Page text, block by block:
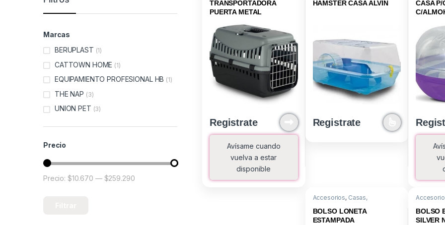
TRANSPORTADORA
PUERTA METAL
Registrate
Avísame cuando
vuelva a estar
disponible
HAMSTER CASA ALVIN
Registrate
CASA P/
C/
Accesorios, Casas,
Transportadoras y Bolsos
BOLSO LONETA
ESTAMPADA
BOLSO
SILVER
Marcas
BERUPLAST (1)
CATTOWN HOME (1)
EQUIPAMIENTO PROFESIONAL HB (1)
THE NAP (3)
UNION PET (3)
Precio
Precio mínimo
Precio máximo
Precio: $10.670 — $259.290